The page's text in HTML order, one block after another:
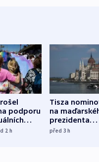
podporu
2 h
Tisza
na
prezidenta
bývalého
před 3h